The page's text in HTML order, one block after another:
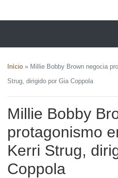
Início » Millie Bobby Brown negocia
Strug, dirigido por Gia Coppola
Millie Bobby
protagonismo
Kerri Strug,
Coppola